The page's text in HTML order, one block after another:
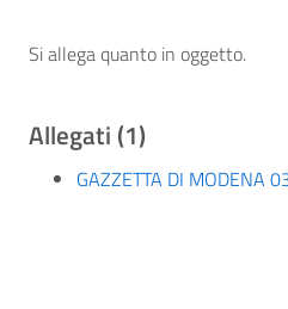
Si allega quanto in oggetto.
Allegati (1)
GAZZETTA DI MODENA